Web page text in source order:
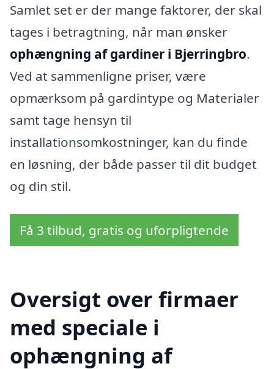
Samlet set er der mange faktorer, der skal
tages i betragtning, når man ønsker
ophængning af gardiner i Bjerringbro.
Ved at sammenligne priser, være
opmærksom på gardintype og Materialer
samt tage hensyn til
installationsomkostninger, kan du finde
en løsning, der både passer til dit budget
og din stil.
Få 3 tilbud, gratis og uforpligtende
Oversigt over firmaer
med speciale i
ophængning af